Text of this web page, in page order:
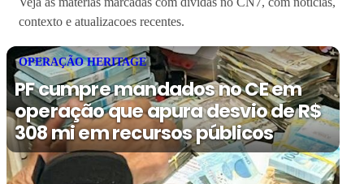
contexto e atualizacoes recentes.
OPERAÇÃO HERITAGE
PF cumpre mandados no CE em
operação que apura desvio de R$
308 mi em recursos públicos